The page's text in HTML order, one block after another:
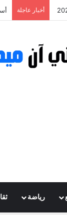
أخبار عاجلة
رياضة